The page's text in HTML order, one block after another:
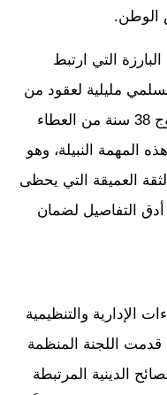
الوطن.
التي ارتبط
مليلية لعقود من
الزمن. وتأتي دورة هذا الموسم لتتوج 38 سنة من العطاء
المهمة النبيلة، وهو
العميقة التي يحظى
التفاصيل لضمان
الإدارية والتنظيمية
قدمت اللجنة المنظمة
الدينية المرتبطة